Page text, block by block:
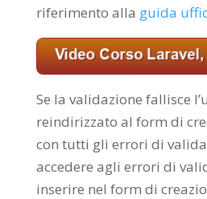
riferimento alla guida
Se la validazione fallisce
reindirizzato al form di
con tutti gli errori di
accedere agli errori di
inserire nel form di